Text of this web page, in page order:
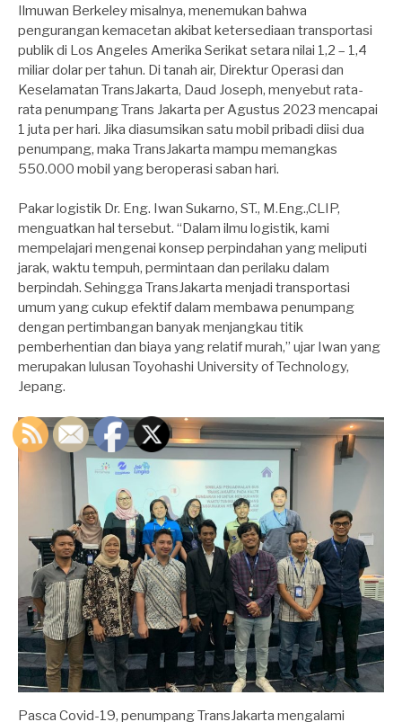
Ilmuwan Berkeley misalnya, menemukan bahwa
pengurangan kemacetan akibat ketersediaan transportasi
publik di Los Angeles Amerika Serikat setara nilai 1,2 – 1,4
miliar dolar per tahun. Di tanah air, Direktur Operasi dan
Keselamatan TransJakarta, Daud Joseph, menyebut rata-
rata penumpang Trans Jakarta per Agustus 2023 mencapai
1 juta per hari. Jika diasumsikan satu mobil pribadi diisi dua
penumpang, maka TransJakarta mampu memangkas
550.000 mobil yang beroperasi saban hari.
Pakar logistik Dr. Eng. Iwan Sukarno, ST., M.Eng.,CLIP,
menguatkan hal tersebut. “Dalam ilmu logistik, kami
mempelajari mengenai konsep perpindahan yang meliputi
jarak, waktu tempuh, permintaan dan perilaku dalam
berpindah. Sehingga TransJakarta menjadi transportasi
umum yang cukup efektif dalam membawa penumpang
dengan pertimbangan banyak menjangkau titik
pemberhentian dan biaya yang relatif murah,” ujar Iwan yang
merupakan lulusan Toyohashi University of Technology,
Jepang.
Pasca Covid-19, penumpang TransJakarta mengalami